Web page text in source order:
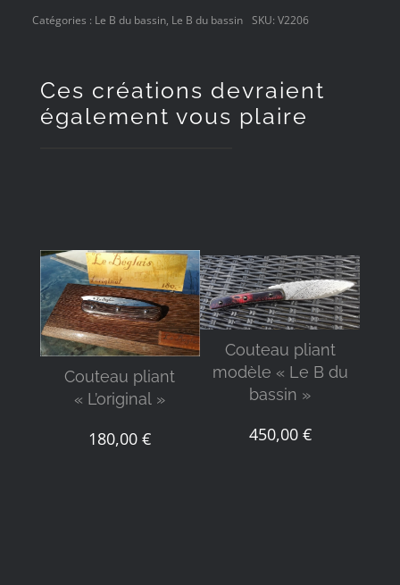
Catégories : Le B du bassin, Le B du bassin SKU: V2206
Ces créations devraient
également vous plaire
DÉTAILS
Couteau pliant
« L’original »
180,00€
DÉTAILS
Couteau pliant
modèle « Le B du
bassin »
450,00 €